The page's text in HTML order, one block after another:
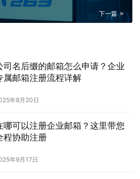
下一篇
司名后缀的邮箱怎么申请？企业
属邮箱注册流程详解
年8月20日
哪可以注册企业邮箱？这里带您
程协助注册
年9月17日